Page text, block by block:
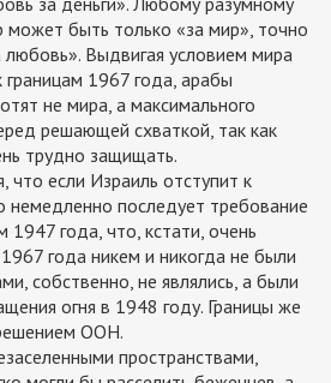
может быть только «за мир», точно
Выдвигая условием мира
границам 1967 года, арабы
не мира, а максимального
решающей схваткой, так как
трудно защищать.
если Израиль отступит к
немедленно последует требование
1947 года, что, кстати, очень
года никем и никогда не были
собственно, не являлись, а были
огня в 1948 году. Границы же
ООН.
пространствами,